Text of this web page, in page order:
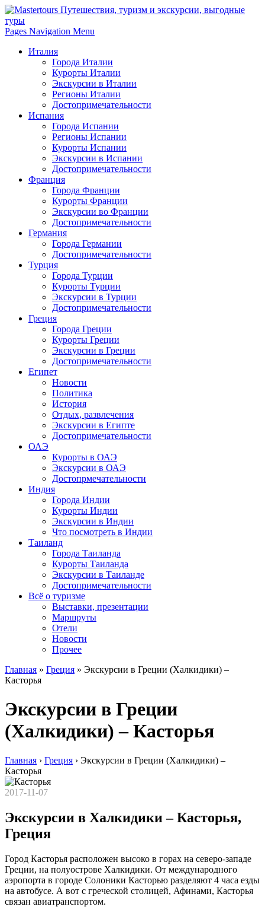
Pages Navigation Menu
Италия
Города Италии
Курорты Италии
Экскурсии в Италии
Регионы Италии
Достопримечательности
Испания
Города Испании
Регионы Испании
Курорты Испании
Экскурсии в Испании
Достопримечательности
Франция
Города Франции
Курорты Франции
Экскурсии во Франции
Достопримечательности
Германия
Города Германии
Достопримечательности
Турция
Города Турции
Курорты Турции
Экскурсии в Турции
Достопримечательности
Греция
Города Греции
Курорты Греции
Экскурсии в Греции
Достопримечательности
Египет
Новости
Политика
История
Отдых, развлечения
Экскурсии в Египте
Достопримечательности
ОАЭ
Курорты в ОАЭ
Экскурсии в ОАЭ
Достопрмечательности
Индия
Города Индии
Курорты Индии
Экскурсии в Индии
Что посмотреть в Индии
Таиланд
Города Таиланда
Курорты Таиланда
Экскурсии в Таиланде
Достопримечательности
Всё о туризме
Выставки, презентации
Маршруты
Отели
Новости
Прочее
Главная » Греция » Экскурсии в Греции (Халкидики) –
Касторья
Экскурсии в Греции
(Халкидики) – Касторья
Главная › Греция › Экскурсии в Греции (Халкидики) –
Касторья
2017-11-07
Экскурсии в Халкидики – Касторья,
Греция
Город Касторья расположен высоко в горах на северо-западе
Греции, на полуострове Халкидики. От международного
аэропорта в городе Солоники Касторью разделяют 4 часа езды
на автобусе. А вот с греческой столицей, Афинами, Касторья
связан авиатранспортом.